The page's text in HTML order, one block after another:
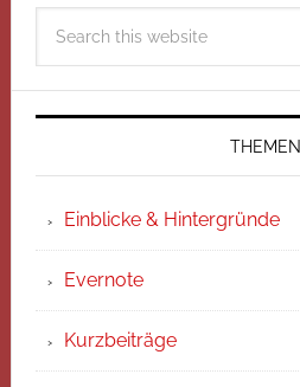
THEMEN
Einblicke & Hintergründe
Evernote
Kurzbeiträge